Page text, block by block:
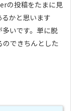
の投稿をたまに見
かと思います
いです。単に脱
できちんとした